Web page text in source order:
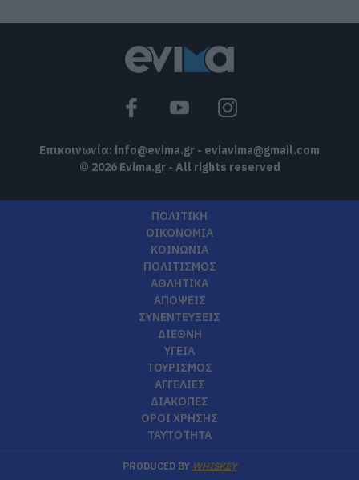
Επικοινωνία: info@evima.gr - eviavima@gmail.com
© 2026 Evima.gr - All rights reserved
ΠΟΛΙΤΙΚΗ
ΟΙΚΟΝΟΜΙΑ
ΚΟΙΝΩΝΙΑ
ΠΟΛΙΤΙΣΜΟΣ
ΑΘΛΗΤΙΚΑ
ΑΠΟΨΕΙΣ
ΣΥΝΕΝΤΕΥΞΕΙΣ
ΔΙΕΘΝΗ
ΥΓΕΙΑ
ΤΟΥΡΙΣΜΟΣ
ΑΓΓΕΛΙΕΣ
ΔΙΑΚΟΠΕΣ
ΟΡΟΙ ΧΡΗΣΗΣ
ΤΑΥΤΟΤΗΤΑ
PRODUCED BY WHISKEY